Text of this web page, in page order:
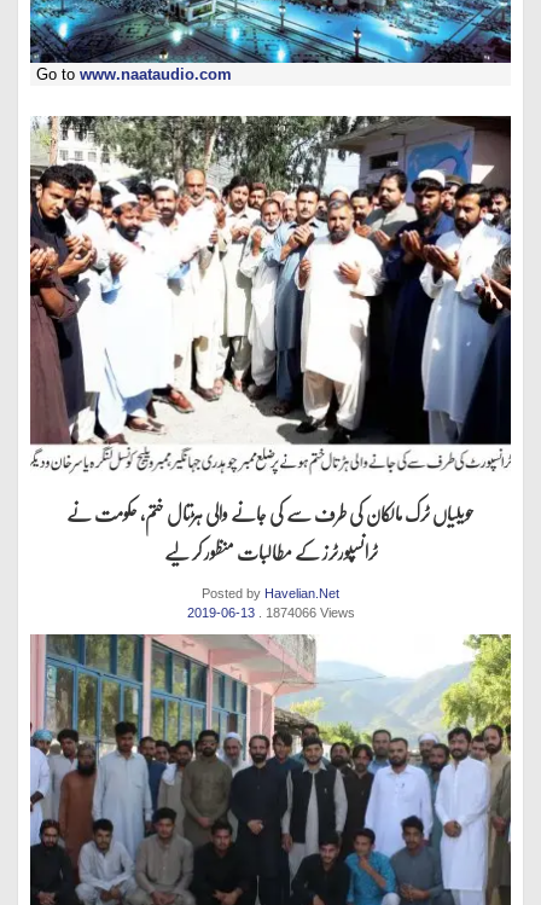
Go to www.naataudio.com
حویلیاں ٹرک مالکان کی طرف سے کی جانے والی ہڑتال ختم، حکومت نے
ٹرانسپورٹرز کے مطالبات منظور کر لیے
Posted by Havelian.Net
2019-06-13 . 1874066 Views